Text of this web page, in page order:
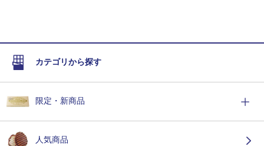
カテゴリから探す
限定・新商品
人気商品